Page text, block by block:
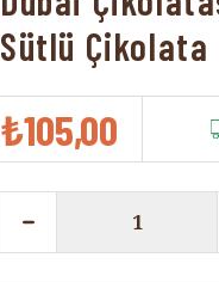
Sütlü Çikolata
₺105,00